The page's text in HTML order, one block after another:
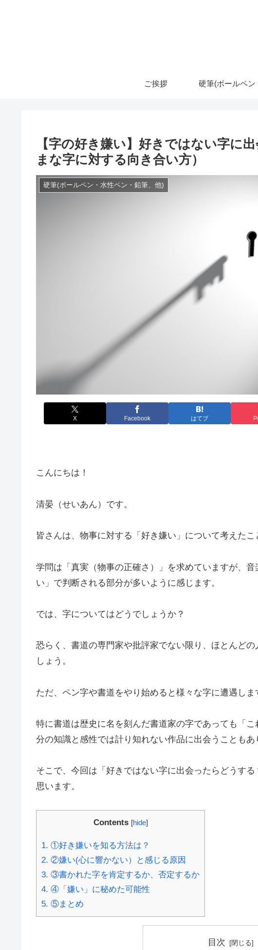
ご挨拶
【字の好き嫌い】好きではない字に
まな字に対する向き合い方）
硬筆(ボールペン・水性ペン・鉛筆、他)
X Facebook はてブ
こんにちは！
清晏（せいあん）です。
皆さんは、物事に対する「好き嫌い」について考えたこ
学問は「真実（物事の正確さ）」を求めていますが、
い」で判断される部分が多いように感じます。
では、字についてはどうでしょうか？
恐らく、書道の専門家や批評家でない限り、ほとんど
しょう。
ただ、ペン字や書道をやり始めると様々な字に遭遇しま
特に書道は歴史に名を刻んだ書道家の字であっても「
分の知識と感性では計り知れない作品に出会うこともあ
そこで、今回は「好きではない字に出会ったらどうす
思います。
Contents [hide]
1. ①好き嫌いを知る方法は？
2. ②嫌い(心に響かない）と感じる原因
3. ③書かれた字を肯定するか、否定するか
4. ④「嫌い」に秘めた可能性
5. ⑤まとめ
目次